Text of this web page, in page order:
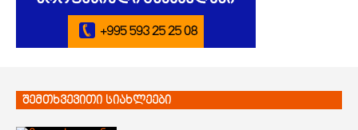
შემთხვევითი სიახლეები